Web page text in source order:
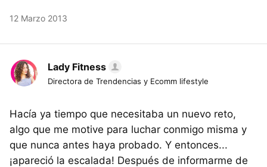
12 Marzo 2013
Lady Fitness
Directora de Trendencias y Ecomm lifestyle
Hacía ya tiempo que necesitaba un nuevo reto,
algo que me motive para luchar conmigo misma y
que nunca antes haya probado. Y entonces...
¡apareció la escalada! Después de informarme de